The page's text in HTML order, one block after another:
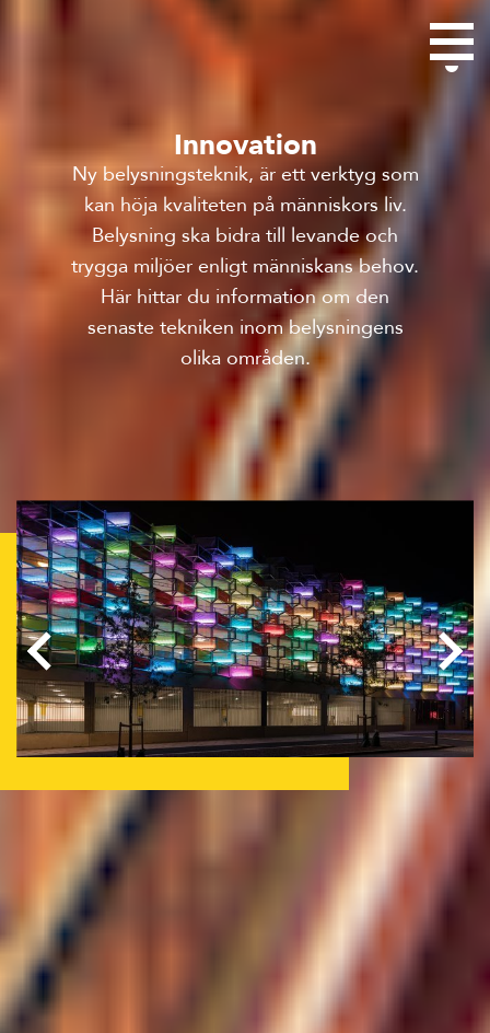
Innovation
Ny belysningsteknik, är ett verktyg som
kan höja kvaliteten på människors liv.
Belysning ska bidra till levande och
trygga miljöer enligt människans behov.
Här hittar du information om den
senaste tekniken inom belysningens
olika områden.